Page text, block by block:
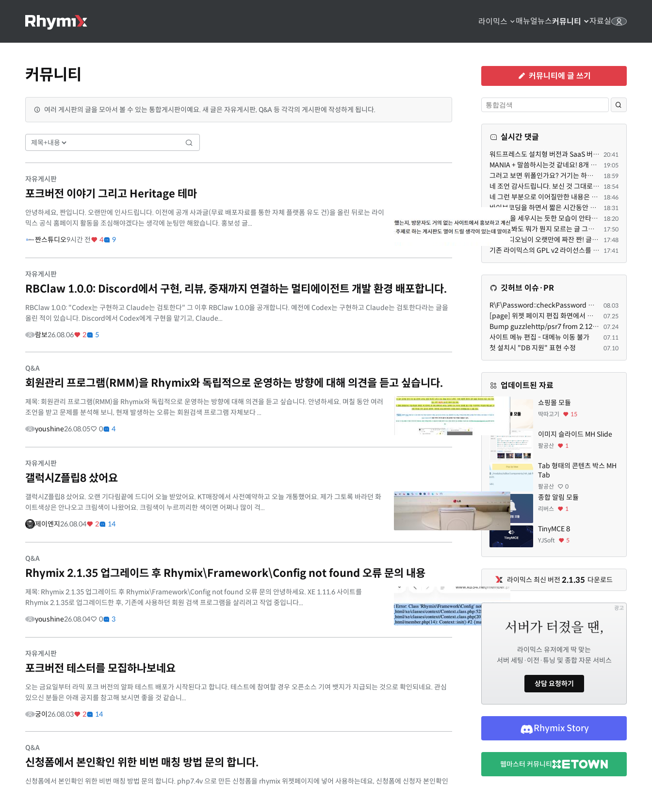
라이믹스 매뉴얼뉴스커뮤니티 자료실
커뮤니티
여러 게시판의 글을 모아서 볼 수 있는 통합게시판이예요. 새 글은 자유게시판, Q&A 등 각각의 게시판에 작성하게 됩니다.
자유게시판
포크버전 이야기 그리고 Heritage 테마
안녕하세요, 짠입니다. 오랜만에 인사드립니다. 이전에 공개 사과글(무료 배포자료를 통한 자체 플랫폼 유도 건)을 올린 뒤로는 라이
믹스 공식 홈페이지 활동을 조심해야겠다는 생각에 눈팅만 해왔습니다. 홍보성 글...
짠스튜디오9시간 전 4 9
자유게시판
RBClaw 1.0.0: Discord에서 구현, 리뷰, 중재까지 연결하는 멀티에이전트 개발 환경 배포합니다.
RBClaw 1.0.0: "Codex는 구현하고 Claude는 검토한다" 그 이후 RBClaw 1.0.0을 공개합니다. 예전에 Codex는 구현하고 Claude는 검토한다라는 글을
올린 적이 있습니다. Discord에서 Codex에게 구현을 맡기고, Claude...
람보26.08.06 2 5
Q&A
회원관리 프로그램(RMM)을 Rhymix와 독립적으로 운영하는 방향에 대해 의견을 듣고 싶습니다.
제목: 회원관리 프로그램(RMM)을 Rhymix와 독립적으로 운영하는 방향에 대해 의견을 듣고 싶습니다. 안녕하세요. 며칠 동안 여러
조언을 받고 문제를 분석해 보니, 현재 발생하는 오류는 회원검색 프로그램 자체보다 ...
youshine26.08.05 0 4
자유게시판
갤럭시Z플립8 샀어요
갤럭시Z플립8 샀어요. 오랜 기다림끝에 드디어 오늘 받았어요. KT매장에서 사전예약하고 오늘 개통했어요. 제가 그토록 바라던 화
이트색상은 안나오고 크림색이 나왔어요. 크림색이 누르끼리한 색이면 어쩌나 많이 걱...
제이엔지26.08.04 2 14
Q&A
Rhymix 2.1.35 업그레이드 후 Rhymix\Framework\Config not found 오류 문의 내용
제목: Rhymix 2.1.35 업그레이드 후 Rhymix\Framework\Config not found 오류 문의 안녕하세요. XE 1.11.6 사이트를
Rhymix 2.1.35로 업그레이드한 후, 기존에 사용하던 회원 검색 프로그램을 살리려고 작업 중입니다...
youshine26.08.04 0 3
자유게시판
포크버전 테스터를 모집하나보네요
오는 금요일부터 라믹 포크 버전의 알파 테스트 배포가 시작된다고 합니다. 테스트에 참여할 경우 오픈소스 기여 뱃지가 지급되는 것으로 확인되네요. 관심
있으신 분들은 아래 공지를 참고해 보시면 좋을 것 같습니...
궁이26.08.03 2 14
Q&A
신청폼에서 본인확인 위한 비번 매칭 방법 문의 합니다.
신청폼에서 본인확인 위한 비번 매칭 방법 문의 합니다. php7.4v 으로 만든 신청폼을 rhymix 위젯페이지에 넣어 사용하는데요, 신청폼에 신청자 본인확인
커뮤니티에 글 쓰기
실시간 댓글
워드프레스도 설치형 버전과 SaaS 버전(워드프레스닷컴)은 다른 점이 많습니다. SaaS로 제공한다면 GPL 라이... 20:41
MANIA + 말씀하시는것 같네요! 8개 정도의 커뮤니티가 저 MANIA+ 기반으로 구축된거로 알고 있습니다. SaaS ... 19:05
그러고 보면 위폴인가요? 거기는 하단바를 보니까 커뮤니티 빌딩 SaaS 솔루션을 사용하고 있는거 같더라고요... 18:59
네 조언 감사드립니다. 보신 것 그대로 틀린 말씀은 아닙니다. 다만, 배포한 것에 대해 흥미가 떨어져서 뒷... 18:54
네 그런 부분으로 이어질만한 내용은 삭제 하였습니다. 불편을 드려 죄송합니다. 저희는 비즈니스 완성할 수... 18:46
바이브코딩을 하면서 짧은 시간동안 많은 자료들을 문어발식 확장하면서 이미 배포한것에대한 흥미가 떨어지... 18:31
서로 날을 세우시는 듯한 모습이 안타깝네요.. 곰님이 지금까지 이끌어주셨던것처럼 안정적인 코어도 필요하... 18:20
글 전부 봐도 뭐가 뭔지 모르는 글 그래서 아래위 단숨에 쭈욱 훝어만 보고 말았지만 참 대단한 정성이예요.... 17:50
짠스튜디오님이 오랫만에 짜잔 짠! 글 올려주셨네요. 전 봐도 잘 모르는 내용이지만 그래도 응원드려요. 17:48
기존 라이믹스의 GPL v2 라이선스를 준수하여, 포크버전도 GPL v2 라이선스로 공개 배포됩니다. 17:41
깃허브 이슈·PR
R\F\Password::checkPassword 함수 해시 알고리즘을 암시적으로 호출하는 경우 Argon2id 해시 비교 실패 08.03
[page] 위젯 페이지 편집 화면에서 위젯이 Context의 module_info를 덮어쓰면 저장이 ERR_ACT_IS_NOT_STANDALONE으로 실패 07.25
Bump guzzlehttp/psr7 from 2.12.1 to 2.12.3 in /common 07.24
사이트 메뉴 편집 - 대메뉴 이동 불가 07.11
첫 설치시 "DB 지원" 표현 수정 07.10
업데이트된 자료
쇼핑몰 모듈
딱따고기 15
이미지 슬라이드 MH Slide
팔공산 1
Tab 형태의 콘텐츠 박스 MH
Tab
팔공산 0
종합 알림 모듈
리버스 1
TinyMCE 8
YJSoft 5
라이믹스 최신 버전 2.1.35 다운로드
광고
라이믹스 유저에게 딱 맞는
서버 세팅·이전·튜닝 및 종합 자문 서비스
상담 요청하기
Rhymix Story
웹마스터 커뮤니티